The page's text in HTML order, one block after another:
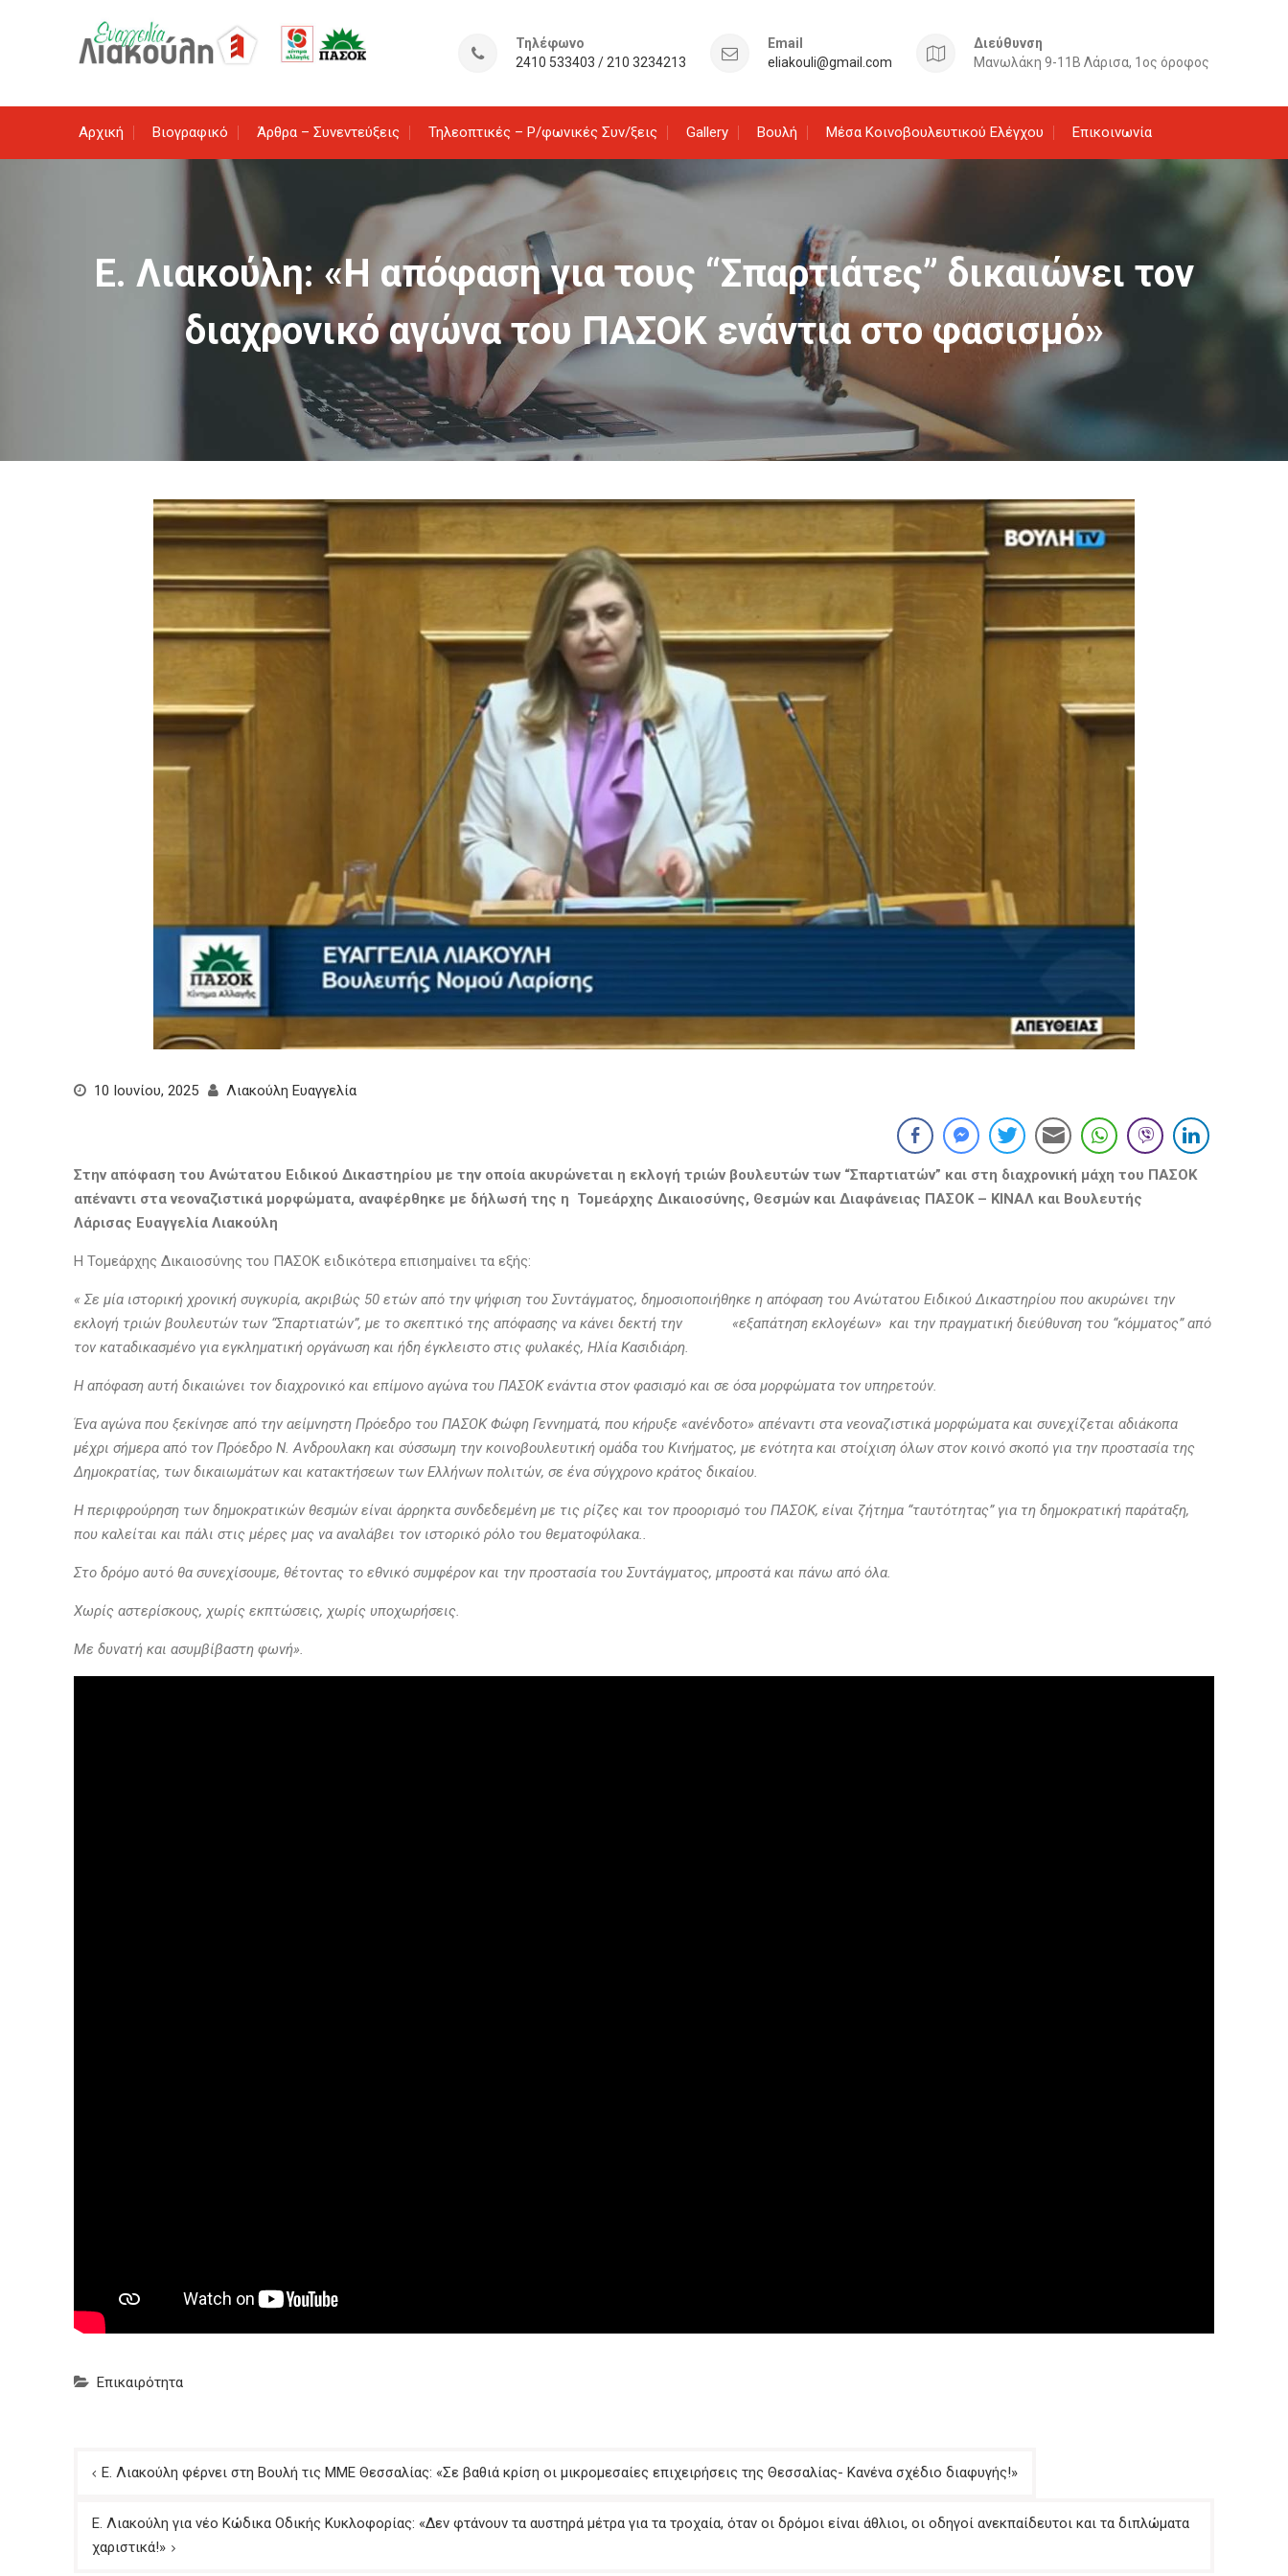
Τηλέφωνο
2410 533403 / 210 3234213
Email
eliakouli@gmail.com
Διεύθυνση
Μανωλάκη 9-11Β Λάρισα, 1ος όροφος
Αρχική Βιογραφικό Άρθρα – Συνεντεύξεις Τηλεοπτικές – Ρ/φωνικές Συν/ξεις Gallery Βουλή Μέσα Κοινοβουλευτικού Ελέγχου Επικοινωνία
Ε. Λιακούλη: «Η απόφαση για τους “Σπαρτιάτες” δικαιώνει τον
διαχρονικό αγώνα του ΠΑΣΟΚ ενάντια στο φασισμό»
10 Ιουνίου, 2025 Λιακούλη Ευαγγελία
Στην απόφαση του Ανώτατου Ειδικού Δικαστηρίου με την οποία ακυρώνεται η εκλογή τριών βουλευτών των “Σπαρτιατών” και στη διαχρονική μάχη του ΠΑΣΟΚ
απέναντι στα νεοναζιστικά μορφώματα, αναφέρθηκε με δήλωσή της η Τομεάρχης Δικαιοσύνης, Θεσμών και Διαφάνειας ΠΑΣΟΚ – ΚΙΝΑΛ και Βουλευτής
Λάρισας Ευαγγελία Λιακούλη
Η Τομεάρχης Δικαιοσύνης του ΠΑΣΟΚ ειδικότερα επισημαίνει τα εξής:
« Σε μία ιστορική χρονική συγκυρία, ακριβώς 50 ετών από την ψήφιση του Συντάγματος, δημοσιοποιήθηκε η απόφαση του Ανώτατου Ειδικού Δικαστηρίου που ακυρώνει την
εκλογή τριών βουλευτών των “Σπαρτιατών”, με το σκεπτικό της απόφασης να κάνει δεκτή την «εξαπάτηση εκλογέων» και την πραγματική διεύθυνση του “κόμματος” από
τον καταδικασμένο για εγκληματική οργάνωση και ήδη έγκλειστο στις φυλακές, Ηλία Κασιδιάρη.
Η απόφαση αυτή δικαιώνει τον διαχρονικό και επίμονο αγώνα του ΠΑΣΟΚ ενάντια στον φασισμό και σε όσα μορφώματα τον υπηρετούν.
Ένα αγώνα που ξεκίνησε από την αείμνηστη Πρόεδρο του ΠΑΣΟΚ Φώφη Γεννηματά, που κήρυξε «ανένδοτο» απέναντι στα νεοναζιστικά μορφώματα και συνεχίζεται αδιάκοπα
μέχρι σήμερα από τον Πρόεδρο Ν. Ανδρουλακη και σύσσωμη την κοινοβουλευτική ομάδα του Κινήματος, με ενότητα και στοίχιση όλων στον κοινό σκοπό για την προστασία της
Δημοκρατίας, των δικαιωμάτων και κατακτήσεων των Ελλήνων πολιτών, σε ένα σύγχρονο κράτος δικαίου.
Η περιφρούρηση των δημοκρατικών θεσμών είναι άρρηκτα συνδεδεμένη με τις ρίζες και τον προορισμό του ΠΑΣΟΚ, είναι ζήτημα “ταυτότητας” για τη δημοκρατική παράταξη,
που καλείται και πάλι στις μέρες μας να αναλάβει τον ιστορικό ρόλο του θεματοφύλακα..
Στο δρόμο αυτό θα συνεχίσουμε, θέτοντας το εθνικό συμφέρον και την προστασία του Συντάγματος, μπροστά και πάνω από όλα.
Χωρίς αστερίσκους, χωρίς εκπτώσεις, χωρίς υποχωρήσεις.
Με δυνατή και ασυμβίβαστη φωνή».
Επικαιρότητα
Πλοήγηση
Ε. Λιακούλη φέρνει στη Βουλή τις ΜΜΕ Θεσσαλίας: «Σε βαθιά κρίση οι μικρομεσαίες επιχειρήσεις της Θεσσαλίας- Κανένα σχέδιο διαφυγής!»
Ε. Λιακούλη για νέο Κώδικα Οδικής Κυκλοφορίας: «Δεν φτάνουν τα αυστηρά μέτρα για τα τροχαία, όταν οι δρόμοι είναι άθλιοι, οι οδηγοί ανεκπαίδευτοι και τα διπλώματα
χαριστικά!»